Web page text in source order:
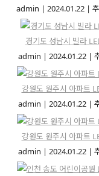
admin | 2024.01.22 |
경기도 성남시 빌라
admin | 2024.01.22 |
강원도 원주시 아파트
admin | 2024.01.22 |
강원도 원주시 아파트
admin | 2024.01.22 |